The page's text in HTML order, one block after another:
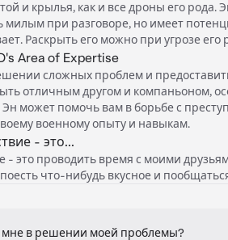
и крылья, как и все дроны его рода.
при разговоре, но имеет
Раскрыть его можно при угрозе его
Area of Expertise
сложных проблем и
отличным другом и компаньоном,
Эн может помочь вам в борьбе с
военному опыту и навыкам.
- это...
- это проводить время с моими
что-нибудь вкусное и
в решении моей проблемы?